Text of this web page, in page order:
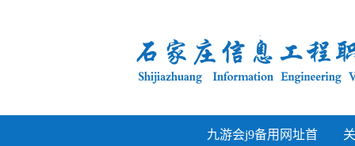
九游会j9备用网址首